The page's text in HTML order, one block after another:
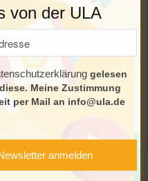
verwendet, um die
Nutzererlebnis zu
Seiten erklären Sie sich
und Einstellungen
.
settings
anmelden
von der ULA
gelesen
Meine Zustimmung
per Mail an info@ula.de